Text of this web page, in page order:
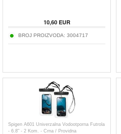
10,60EUR
BROJ PROIZVODA: 3004717
Spigen A601 Univerzalna Vodootporna Futrola
- 6.8" - 2 Kom. - Crna / Providna